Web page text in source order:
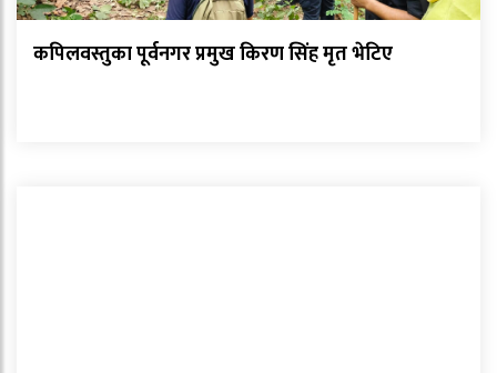
कपिलवस्तुका पूर्वनगर प्रमुख किरण सिंह मृत भेटिए